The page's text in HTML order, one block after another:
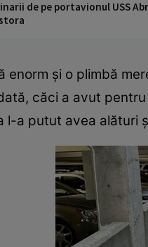
de pe portavionul USS
enorm şi o plimbă
căci a avut
l-a putut avea alături